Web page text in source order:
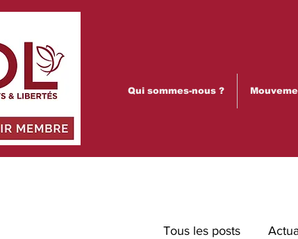
Qui sommes-nous ?
Tous les posts